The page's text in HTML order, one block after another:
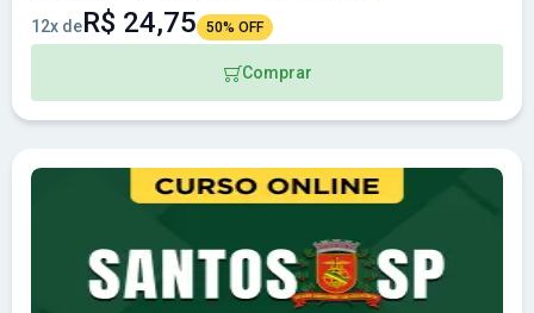
12x deR$ 24,75 50% OFF
Comprar